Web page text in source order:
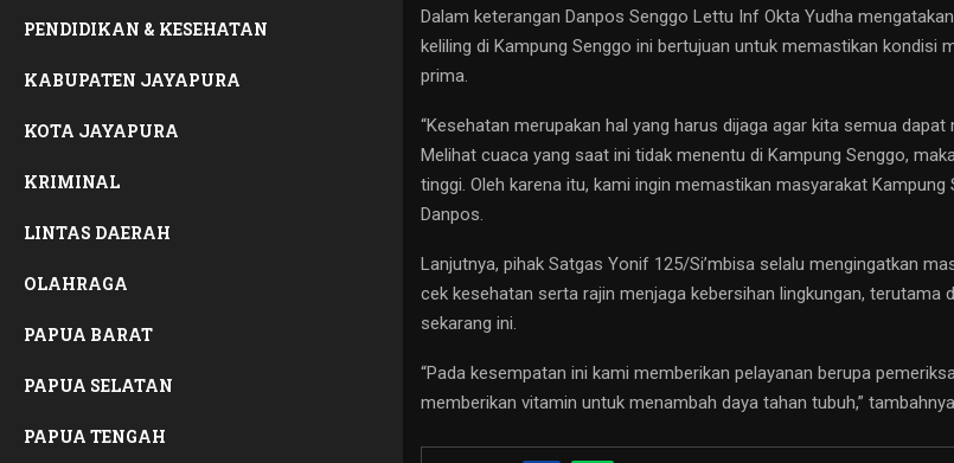
PENDIDIKAN & KESEHATAN
KABUPATEN JAYAPURA
KOTA JAYAPURA
KRIMINAL
LINTAS DAERAH
OLAHRAGA
PAPUA BARAT
PAPUA SELATAN
PAPUA TENGAH
Dalam keterangan Danpos Senggo Lettu Inf Okta Yudha
keliling di Kampung Senggo ini bertujuan untuk memastikan kondisi
prima.
“Kesehatan merupakan hal yang harus dijaga agar kita semua dapat
Melihat cuaca yang saat ini tidak menentu di Kampung Senggo,
tinggi. Oleh karena itu, kami ingin memastikan masyarakat Kampung
Danpos.
Lanjutnya, pihak Satgas Yonif 125/Si’mbisa selalu mengingatkan
cek kesehatan serta rajin menjaga kebersihan lingkungan, terutama
sekarang ini.
“Pada kesempatan ini kami memberikan pelayanan berupa
memberikan vitamin untuk menambah daya tahan tubuh,” tambahnya.